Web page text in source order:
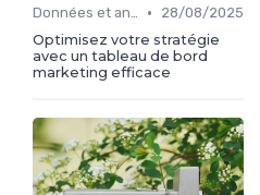
Données et analytics •
28/08/2025
Optimisez votre stratégie
avec un tableau de bord
marketing efficace